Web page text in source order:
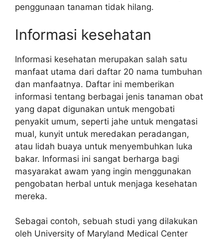
penggunaan tanaman tidak hilang.
Informasi kesehatan
Informasi kesehatan merupakan salah satu
manfaat utama dari daftar 20 nama tumbuhan
dan manfaatnya. Daftar ini memberikan
informasi tentang berbagai jenis tanaman obat
yang dapat digunakan untuk mengobati
penyakit umum, seperti jahe untuk mengatasi
mual, kunyit untuk meredakan peradangan,
atau lidah buaya untuk menyembuhkan luka
bakar. Informasi ini sangat berharga bagi
masyarakat awam yang ingin menggunakan
pengobatan herbal untuk menjaga kesehatan
mereka.
Sebagai contoh, sebuah studi yang dilakukan
oleh University of Maryland Medical Center